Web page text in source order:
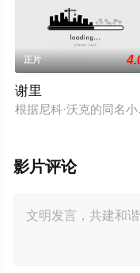
正片
谢里
根据尼科·沃克的同名
影片评论